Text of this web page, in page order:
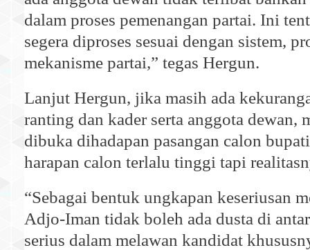
dalam proses pemenangan partai. Ini
segera diproses sesuai dengan sistem,
mekanisme partai,” tegas Hergun.
Lanjut Hergun, jika masih ada
ranting dan kader serta anggota dewan,
dibuka dihadapan pasangan calon
harapan calon terlalu tinggi tapi
“Sebagai bentuk ungkapan keseriusan
Adjo-Iman tidak boleh ada dusta di
serius dalam melawan kandidat